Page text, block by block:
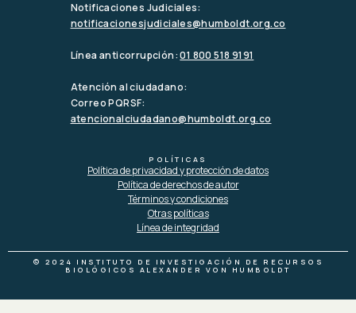
Notificaciones Judiciales:
notificacionesjudiciales@humboldt.org.co
Línea anticorrupción:01 800 518 9191
Atención al ciudadano:
Correo PQRSF:
atencionalciudadano@humboldt.org.co
POLÍTICAS
Política de privacidad y protección de datos
Política de derechos de autor
Términos y condiciones
Otras políticas
Línea de integridad
© 2024 INSTITUTO DE INVESTIGACIÓN DE RECURSOS
BIOLÓGICOS ALEXANDER VON HUMBOLDT